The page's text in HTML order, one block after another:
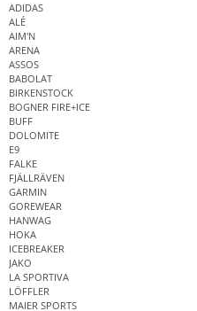
ADIDAS
ALÉ
AIM'N
ARENA
ASSOS
BABOLAT
BIRKENSTOCK
BOGNER FIRE+ICE
BUFF
DOLOMITE
E9
FALKE
FJÄLLRÄVEN
GARMIN
GOREWEAR
HANWAG
HOKA
ICEBREAKER
JAKO
LA SPORTIVA
LÖFFLER
MAIER SPORTS